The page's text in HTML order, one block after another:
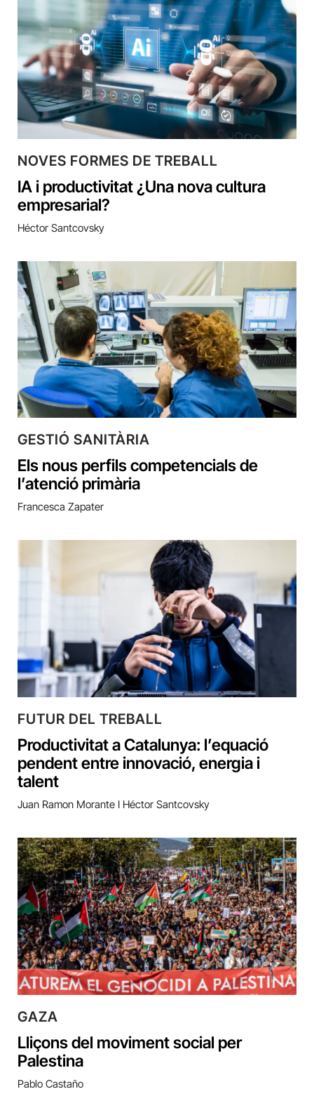
NOVES FORMES DE TREBALL
IA i productivitat ¿Una nova cultura
empresarial?
Héctor Santcovsky
GESTIÓ SANITÀRIA
Els nous perfils competencials de
l’atenció primària
Francesca Zapater
FUTUR DEL TREBALL
Productivitat a Catalunya: l’equació
pendent entre innovació, energia i
talent
Juan Ramon Morante I Héctor Santcovsky
GAZA
Lliçons del moviment social per
Palestina
Pablo Castaño